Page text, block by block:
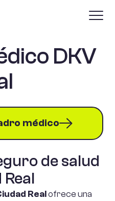
DKV
médico
de salud
Real
Realofrece una